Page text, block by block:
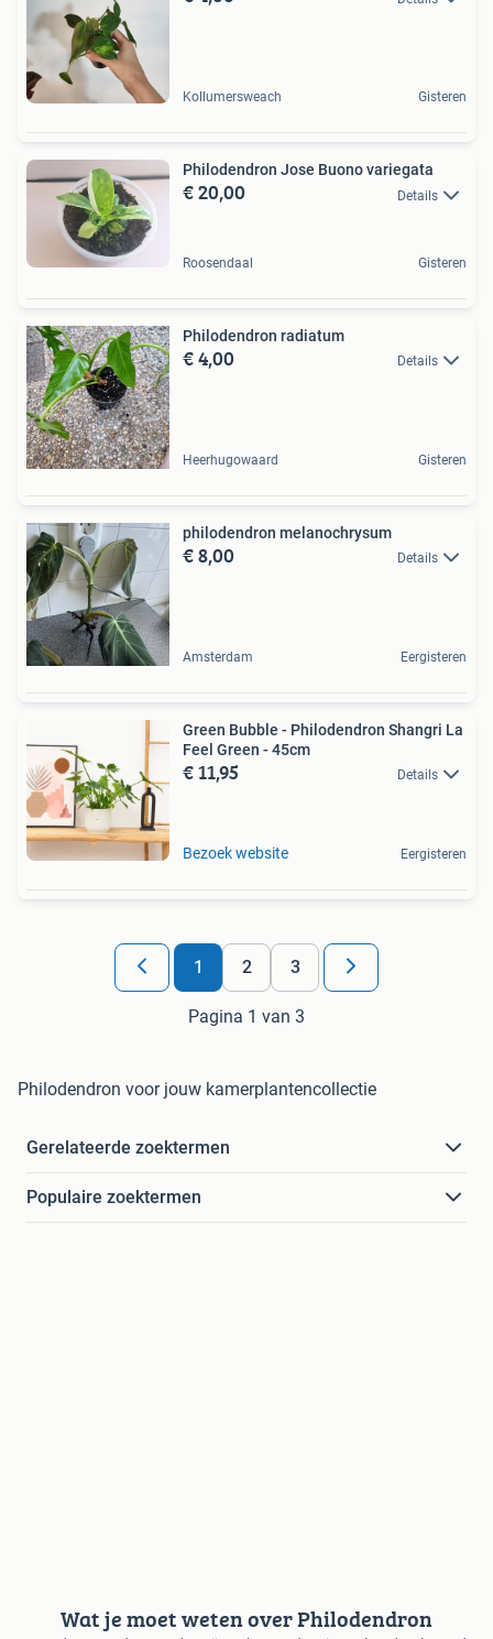
Kollumersweach Gisteren
Philodendron Jose Buono variegata
€ 20,00 Details
Roosendaal Gisteren
Philodendron radiatum
€ 4,00 Details
Heerhugowaard Gisteren
philodendron melanochrysum
€ 8,00 Details
Amsterdam Eergisteren
Green Bubble - Philodendron Shangri La
Feel Green - 45cm
€ 11,95 Details
Bezoek website Eergisteren
1 2 3
Pagina 1 van 3
Philodendron voor jouw kamerplantencollectie
Gerelateerde zoektermen
Populaire zoektermen
Wat je moet weten over Philodendron